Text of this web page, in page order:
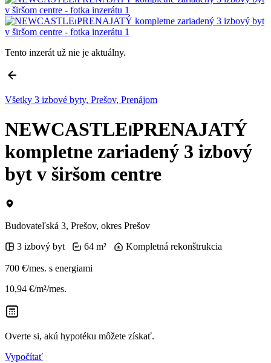
Tento inzerát už nie je aktuálny.
Všetky 3 izbové byty, Prešov, Prenájom
NEWCASTLE⏐PRENAJATÝ
kompletne zariadený 3 izbový
byt v širšom centre
Budovateľská 3, Prešov, okres Prešov
3 izbový byt
64 m² Kompletná rekonštrukcia
700 €/mes. s energiami
10,94 €/m²/mes.
Overte si, akú hypotéku môžete získať.
Vypočítať